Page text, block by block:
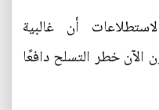
أن غالبية
الآن خطر التسلح دافعًا